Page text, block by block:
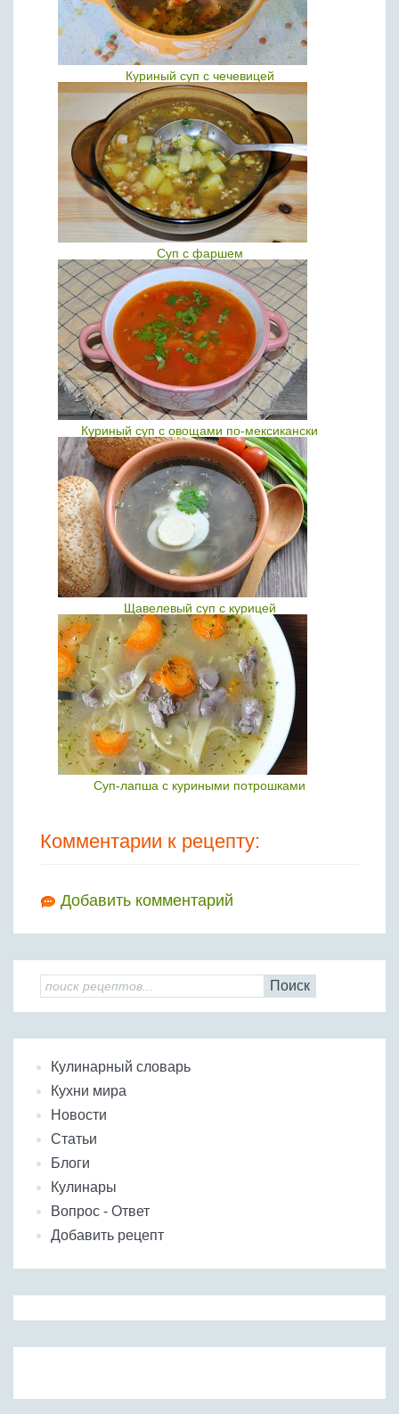
Куриный суп с чечевицей
Суп с фаршем
Куриный суп с овощами по-мексикански
Щавелевый суп с курицей
Суп-лапша с куриными потрошками
Комментарии к рецепту:
Добавить комментарий
Поиск
Кулинарный словарь
Кухни мира
Новости
Статьи
Блоги
Кулинары
Вопрос - Ответ
Добавить рецепт